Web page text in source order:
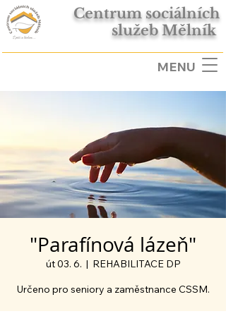
Centrum sociálních
služeb Mělník
MENU
"Parafínová lázeň"
út 03. 6.
  |
REHABILITACE DP
Určeno pro seniory a zaměstnance CSSM.